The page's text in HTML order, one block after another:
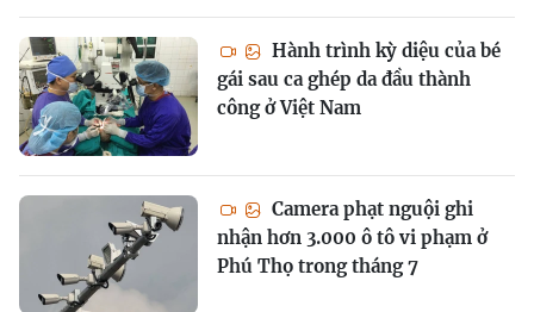
Hành trình kỳ diệu của bé
gái sau ca ghép da đầu thành
công ở Việt Nam
Camera phạt nguội ghi
nhận hơn 3.000 ô tô vi phạm ở
Phú Thọ trong tháng 7